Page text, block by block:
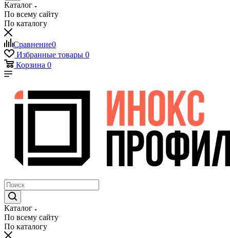
Каталог
По всему сайту
По каталогу
Сравнение0
Избранные товары 0
Корзина 0
Каталог
По всему сайту
По каталогу